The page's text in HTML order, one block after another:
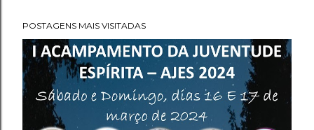
POSTAGENS MAIS VISITADAS